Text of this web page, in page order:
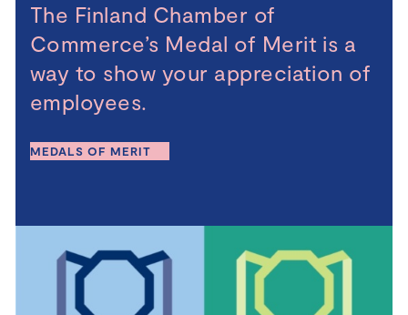
The Finland Chamber of
Commerce’s Medal of Merit is a
way to show your appreciation of
employees.
MEDALS OF MERIT